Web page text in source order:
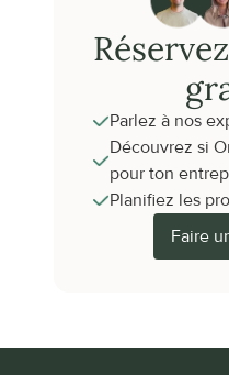
Parlez à nos
Découvrez si
pour ton
Planifiez les
Faire